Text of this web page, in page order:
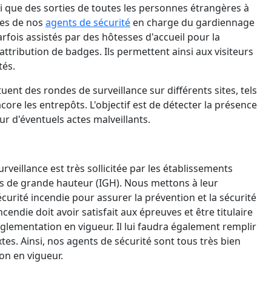
des sorties de toutes les personnes étrangères à
de nos agents de sécurité en charge du gardiennage
assistés par des hôtesses d'accueil pour la
de badges. Ils permettent ainsi aux visiteurs
des rondes de surveillance sur différents sites, tels
les entrepôts. L'objectif est de détecter la présence
d'éventuels actes malveillants.
est très sollicitée par les établissements
de grande hauteur (IGH). Nous mettons à leur
incendie pour assurer la prévention et la sécurité
doit avoir satisfait aux épreuves et être titulaire
en vigueur. Il lui faudra également remplir
Ainsi, nos agents de sécurité sont tous très bien
en vigueur.